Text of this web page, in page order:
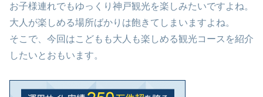
お子様連れでもゆっくり神戸観光を楽しみたいですよね。
大人が楽しめる場所ばかりは飽きてしまいますよね。
そこで、今回はこどもも大人も楽しめる観光コースを紹介
したいとおもいます。